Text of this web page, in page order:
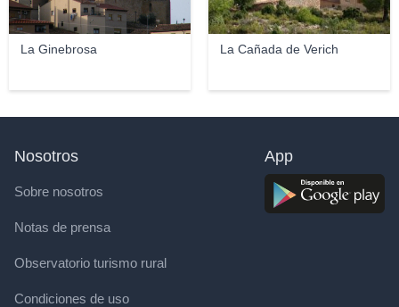
La Ginebrosa La Cañada de Verich
Nosotros
Sobre nosotros
Notas de prensa
Observatorio turismo rural
Condiciones de uso
App